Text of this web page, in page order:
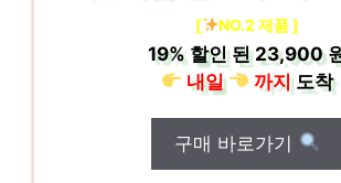
[ NO.2 제품 ]
19% 할인 된23,900
내일
까지도착
구매 바로가기